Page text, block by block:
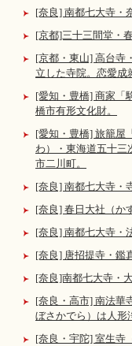
[奈良] 南都七大寺・
[京都]三十三間堂・
[京都・東山] 高台寺
立した寺院。恋愛成
[愛知・豊橋] 商家「
橋市有形文化財。
[愛知・豊橋] 旅籠屋
わ）・東海道五十三
市二川町。
[奈良] 南都七大寺・
[奈良] 春日大社（か
[奈良] 南都七大寺・
[奈良] 唐招提寺・鑑
[奈良]南都七大寺・
[奈良・高市] 南法華
ぼさかでら）は人形
[奈良・宇陀] 室生寺